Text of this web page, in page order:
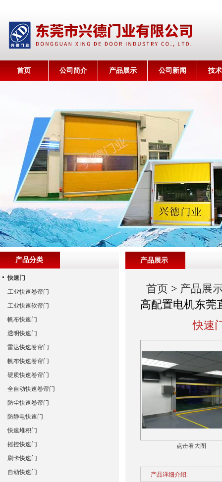
首页 公司简介 产品展示 公司新闻 技
产品展示
首页 > 产品展
高配置电机东莞
快速
点击看大图
产品详细介绍:
产品分类
快速门
工业快速卷帘门
工业快速软帘门
帆布快速门
透明快速门
雷达快速卷帘门
帆布快速卷帘门
硬质快速卷帘门
全自动快速卷帘门
防尘快速卷帘门
防静电快速门
快速堆积门
摇控快速门
刷卡快速门
自动快速门